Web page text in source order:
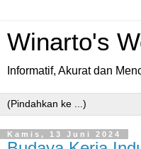
Winarto's
Informatif, Akurat dan
Kamis, 13 Juni 2024